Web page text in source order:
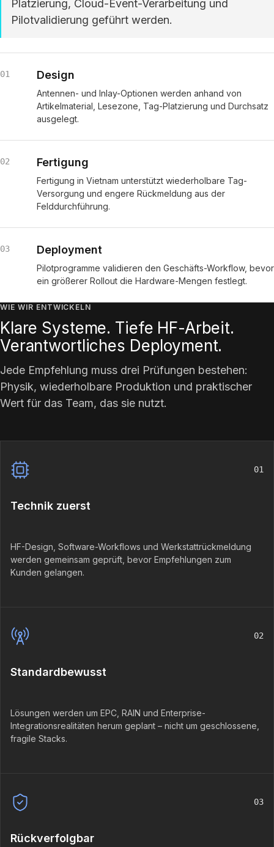
Platzierung, Cloud-Event-Verarbeitung und
Pilotvalidierung geführt werden.
01 Design
Antennen- und Inlay-Optionen werden anhand von
Artikelmaterial, Lesezone, Tag-Platzierung und Durchsatz
ausgelegt.
02 Fertigung
Fertigung in Vietnam unterstützt wiederholbare Tag-
Versorgung und engere Rückmeldung aus der
Felddurchführung.
03 Deployment
Pilotprogramme validieren den Geschäfts-Workflow, bevor
ein größerer Rollout die Hardware-Mengen festlegt.
WIE WIR ENTWICKELN
Klare Systeme. Tiefe HF-Arbeit.
Verantwortliches Deployment.
Jede Empfehlung muss drei Prüfungen bestehen:
Physik, wiederholbare Produktion und praktischer
Wert für das Team, das sie nutzt.
01
Technik zuerst
HF-Design, Software-Workflows und Werkstattrückmeldung
werden gemeinsam geprüft, bevor Empfehlungen zum
Kunden gelangen.
02
Standardbewusst
Lösungen werden um EPC, RAIN und Enterprise-
Integrationsrealitäten herum geplant – nicht um geschlossene,
fragile Stacks.
03
Rückverfolgbar